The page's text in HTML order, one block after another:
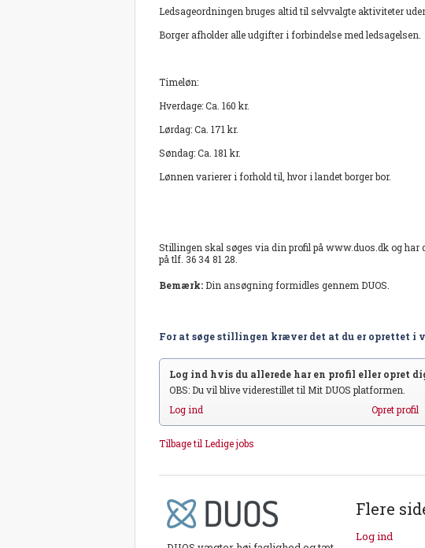
Ledsageordningen bruges altid til selvvalgte aktiviteter
Borger afholder alle udgifter i forbindelse med ledsagelsen.
Timeløn:
Hverdage: Ca. 160 kr.
Lørdag: Ca. 171 kr.
Søndag: Ca. 181 kr.
Lønnen varierer i forhold til, hvor i landet borger bor.
Stillingen skal søges via din profil på www.duos.dk og
på tlf. 36 34 81 28.
Bemærk:Din ansøgning formidles gennem DUOS.
For at søge stillingen kræver det at du er oprettet i
Log ind hvis du allerede har en profil eller opret
OBS: Du vil blive viderestillet til Mit DUOS platformen.
Log ind
Opret profil
Tilbage til Ledige jobs
Flere
Log ind